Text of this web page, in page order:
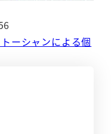
ーシャンによる個